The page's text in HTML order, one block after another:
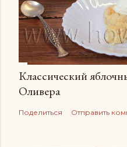
Классический
Оливера
Поделиться Отправить